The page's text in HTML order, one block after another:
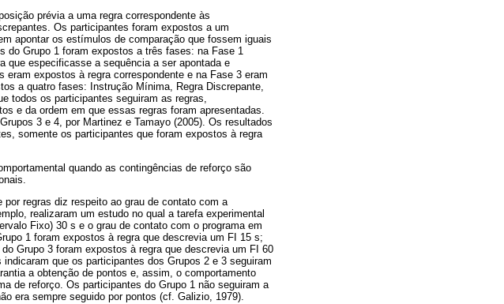
prévia a uma regra correspondente às
Os participantes foram expostos a um
apontar os estímulos de comparação que fossem iguais
do Grupo 1 foram expostos a três fases: na Fase 1
que especificasse a sequência a ser apontada e
expostos à regra correspondente e na Fase 3 eram
a quatro fases: Instrução Mínima, Regra Discrepante,
todos os participantes seguiram as regras,
e da ordem em que essas regras foram apresentadas.
3 e 4, por Martinez e Tamayo (2005). Os resultados
somente os participantes que foram expostos à regra
quando as contingências de reforço são
regras diz respeito ao grau de contato com a
realizaram um estudo no qual a tarefa experimental
Fixo) 30 s e o grau de contato com o programa em
1 foram expostos à regra que descrevia um FI 15 s;
Grupo 3 foram expostos à regra que descrevia um FI 60
que os participantes dos Grupos 2 e 3 seguiram
a obtenção de pontos e, assim, o comportamento
de reforço. Os participantes do Grupo 1 não seguiram a
era sempre seguido por pontos (cf. Galizio, 1979).